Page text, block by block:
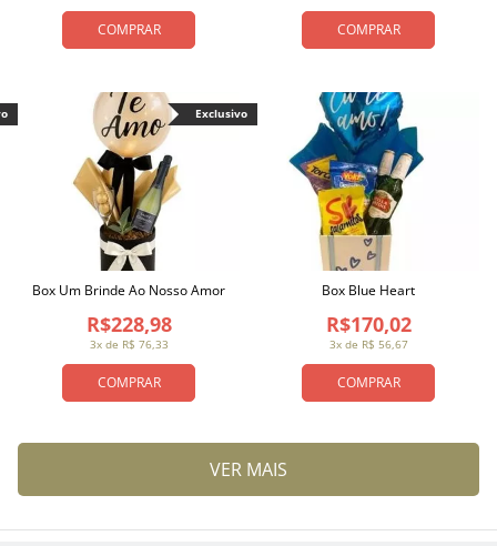
COMPRAR COMPRAR
COMPRAR
3x de R$ 76,33
R$228,98
Box Um Brinde Ao Nosso Amor
Exclusivo
COMPRAR
3x de R$ 56,67
R$170,02
Box Blue Heart
VER MAIS